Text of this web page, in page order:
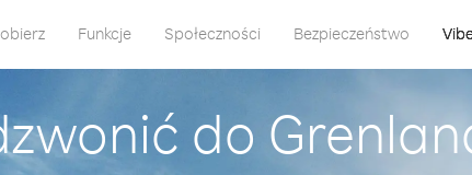
Funkcje Społeczności Bezpieczeństwo
do